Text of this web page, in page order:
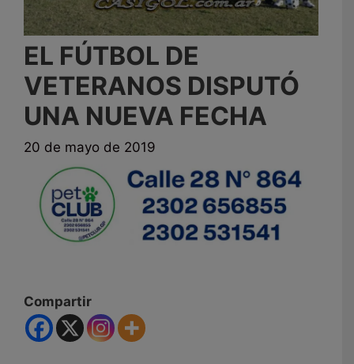
EL FÚTBOL DE
VETERANOS DISPUTÓ
UNA NUEVA FECHA
20 de mayo de 2019
Compartir